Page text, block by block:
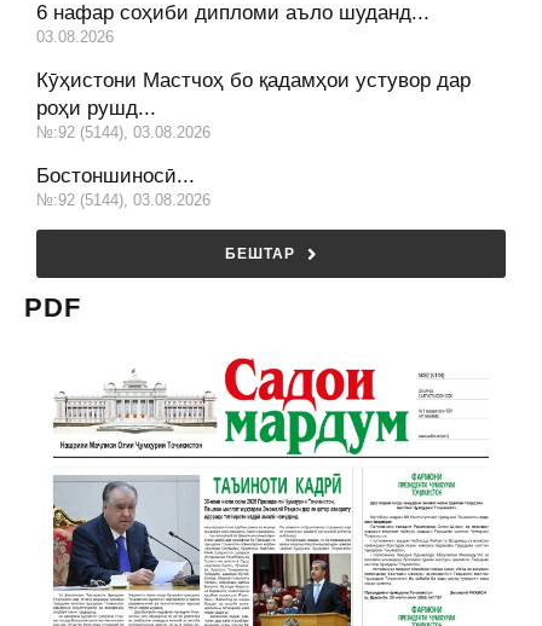
6 нафар соҳиби дипломи аъло шуданд...
03.08.2026
Кӯҳистони Мастчоҳ бо қадамҳои устувор дар
роҳи рушд...
№:92 (5144), 03.08.2026
Бостоншиносӣ...
№:92 (5144), 03.08.2026
БЕШТАР
PDF